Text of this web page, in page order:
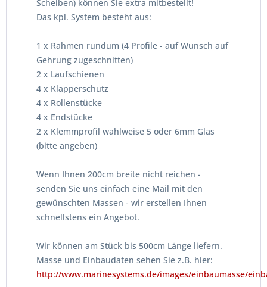
Scheiben) können Sie extra mitbestellt!
Das kpl. System besteht aus:
1 x Rahmen rundum (4 Profile - auf Wunsch auf
Gehrung zugeschnitten)
2 x Laufschienen
4 x Klapperschutz
4 x Rollenstücke
4 x Endstücke
2 x Klemmprofil wahlweise 5 oder 6mm Glas
(bitte angeben)
Wenn Ihnen 200cm breite nicht reichen -
senden Sie uns einfach eine Mail mit den
gewünschten Massen - wir erstellen Ihnen
schnellstens ein Angebot.
Wir können am Stück bis 500cm Länge liefern.
Masse und Einbaudaten sehen Sie z.B. hier:
http://www.marinesystems.de/images/einbaumasse/